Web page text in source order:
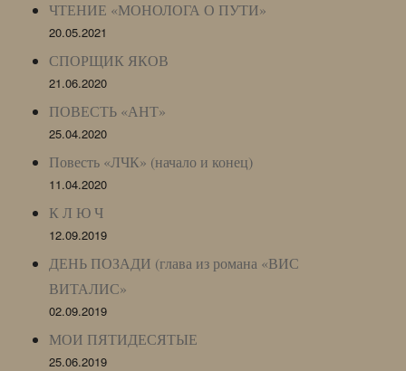
ЧТЕНИЕ «МОНОЛОГА О ПУТИ»
20.05.2021
СПОРЩИК ЯКОВ
21.06.2020
ПОВЕСТЬ «АНТ»
25.04.2020
Повесть «ЛЧК» (начало и конец)
11.04.2020
К Л Ю Ч
12.09.2019
ДЕНЬ ПОЗАДИ (глава из романа «ВИС
ВИТАЛИС»
02.09.2019
МОИ ПЯТИДЕСЯТЫЕ
25.06.2019